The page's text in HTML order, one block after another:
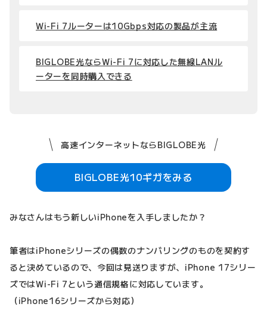
Wi-Fi 7ルーターは10Gbps対応の製品が主流
BIGLOBE光ならWi-Fi 7に対応した無線LANル
ーターを同時購入できる
高速インターネットならBIGLOBE光
BIGLOBE光10ギガをみる
みなさんはもう新しいiPhoneを入手しましたか？
筆者はiPhoneシリーズの偶数のナンバリングのものを契約す
ると決めているので、今回は見送りますが、iPhone 17シリー
ズではWi-Fi 7という通信規格に対応しています。
（iPhone16シリーズから対応）